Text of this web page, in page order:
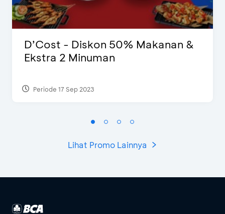
D’Cost - Diskon 50% Makanan &
Ekstra 2 Minuman
Periode 17 Sep 2023
Lihat Promo Lainnya